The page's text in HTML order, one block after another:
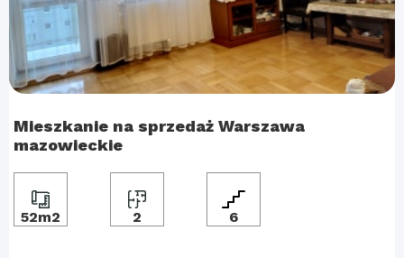
Mieszkanie na sprzedaż Warszawa
mazowieckie
52m2 2 6